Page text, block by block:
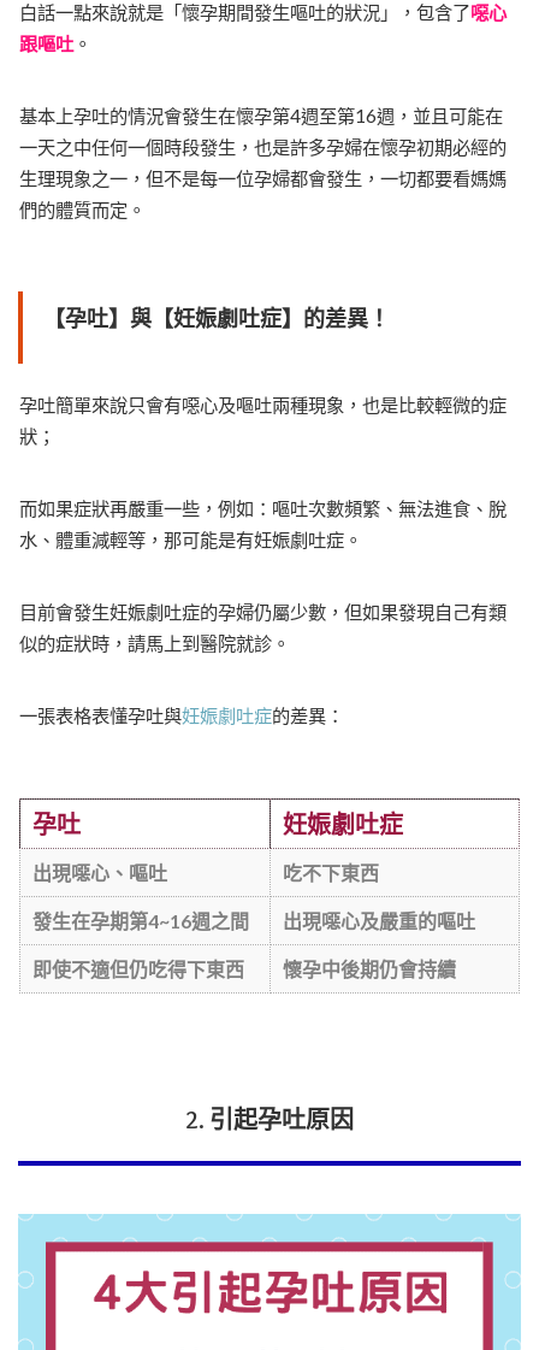
白話一點來說就是「懷孕期間發生嘔吐的狀況」，包含了噁心
跟嘔吐 。
基本上孕吐的情況會發生在懷孕第4週至第16週，並且可能在
一天之中任何一個時段發生，也是許多孕婦在懷孕初期必經的
生理現象之一，但不是每一位孕婦都會發生，一切都要看媽媽
們的體質而定。
【孕吐】與【妊娠劇吐症】的差異！
孕吐簡單來說只會有噁心及嘔吐兩種現象，也是比較輕微的症
狀；
而如果症狀再嚴重一些，例如：嘔吐次數頻繁、無法進食、脫
水、體重減輕等，那可能是有妊娠劇吐症。
目前會發生妊娠劇吐症的孕婦仍屬少數，但如果發現自己有類
似的症狀時，請馬上到醫院就診。
一張表格表懂孕吐與妊娠劇吐症的差異：
孕吐 妊娠劇吐症
出現噁心、嘔吐 吃不下東西
發生在孕期第4~16週之間 出現噁心及嚴重的嘔吐
即使不適但仍吃得下東西 懷孕中後期仍會持續
2. 引起孕吐原因